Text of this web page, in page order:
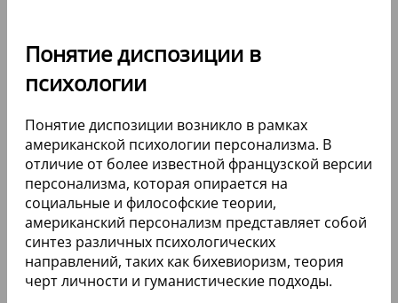
Понятие диспозиции в
психологии
Понятие диспозиции возникло в рамках
американской психологии персонализма. В
отличие от более известной французской версии
персонализма, которая опирается на
социальные и философские теории,
американский персонализм представляет собой
синтез различных психологических
направлений, таких как бихевиоризм, теория
черт личности и гуманистические подходы.